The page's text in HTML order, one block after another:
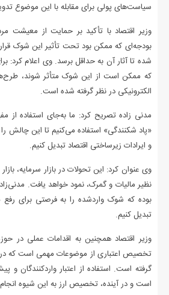
سیاست‌های پولی برای مقابله با این موضوع
وزیر اقتصاد با تأکید بر حمایت از معیشت
بودجه‌ای که ممکن بود تحت تأثیر این شوک قرار
شده تا آثار آن به حداقل برسد. وی اعلام کرد:
که ممکن است از این شوک متأثر شوند،
الکترونیکی در نظر گرفته شده است.
مدنی زاده تصریح کرد: ما به‌جای استفاده از
«پاد شکنندگی» استفاده می‌کنیم تا این چالش
و ایرادات زیرساختی اقتصاد تبدیل کنیم.
وی عنوان کرد: این تحولات در بازار سرمایه،
نظیر مالیات و گمرک، نمود خواهد یافت.
بوده که شوک واردشده را به فرصتی برای
تبدیل کنیم.
وزیر اقتصاد همچنین به اقدامات عملی در
تخصیص اعتباری از موضوعات مهمی است که در
گرفته است. استفاده از اعتبار واردکنندگان و
است و در آینده، تخصیص ارز به این شیوه